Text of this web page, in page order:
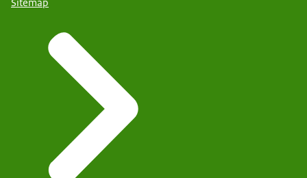
Sitemap